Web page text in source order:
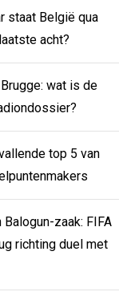
staat België qua
acht?
wat is de
top 5 van
zaak: FIFA
richting duel met